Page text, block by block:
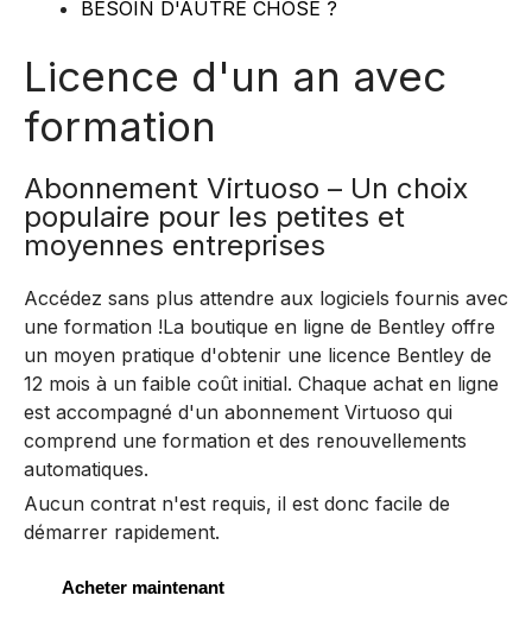
BESOIN D'AUTRE CHOSE ?
Licence d'un an avec
formation
Abonnement Virtuoso – Un choix
populaire pour les petites et
moyennes entreprises
Accédez sans plus attendre aux logiciels fournis avec
une formation !La boutique en ligne de Bentley offre
un moyen pratique d'obtenir une licence Bentley de
12 mois à un faible coût initial. Chaque achat en ligne
est accompagné d'un abonnement Virtuoso qui
comprend une formation et des renouvellements
automatiques.
Aucun contrat n'est requis, il est donc facile de
démarrer rapidement.
Acheter maintenant